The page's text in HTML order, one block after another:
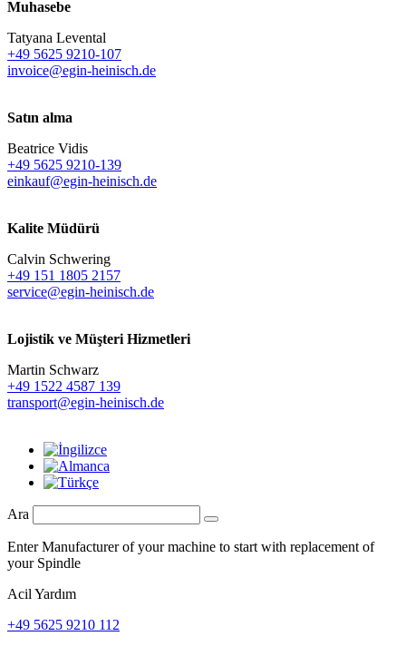
Muhasebe
Tatyana Levental
+49 5625 9210-107
invoice@egin-heinisch.de
Satın alma
Beatrice Vidis
+49 5625 9210-139
einkauf@egin-heinisch.de
Kalite Müdürü
Calvin Schwering
+49 151 1805 2157
service@egin-heinisch.de
Lojistik ve Müşteri Hizmetleri
Martin Schwarz
+49 1522 4587 139
transport@egin-heinisch.de
Ara
Enter Manufacturer of your machine to start with replacement of
your Spindle
Acil Yardım
+49 5625 9210 112